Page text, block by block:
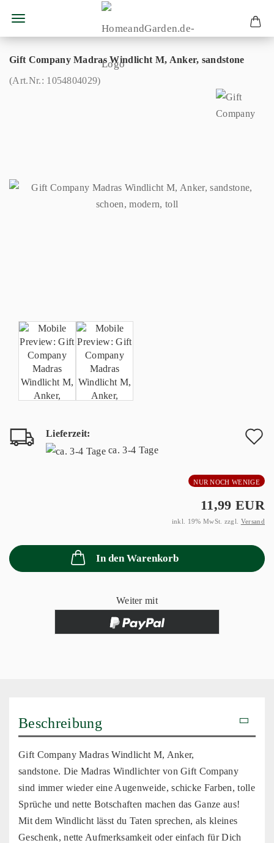
Gift Company Madras Windlicht M, Anker, sandstone
(Art.Nr.: 1054804029)
Lieferzeit:
ca. 3-4 Tage
NUR NOCH WENIGE
11,99 EUR
inkl. 19% MwSt. zzgl. Versand
In den Warenkorb
Weiter mit
Beschreibung
Gift Company Madras Windlicht M, Anker,
sandstone. Die Madras Windlichter von Gift Company
sind immer wieder eine Augenweide, schicke Farben, tolle
Sprüche und nette Botschaften machen das Ganze aus!
Mit dem Windlicht lässt du Taten sprechen, als kleines
Geschenk, nette Aufmerksamkeit oder einfach für Dich